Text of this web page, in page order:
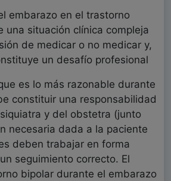
embarazo en el trastorno
una situación clínica compleja
de medicar o no medicar y,
un desafío profesional
es lo más razonable durante
constituir una responsabilidad
y del obstetra (junto
necesaria dada a la paciente
deben trabajar en forma
seguimiento correcto. El
bipolar durante el embarazo